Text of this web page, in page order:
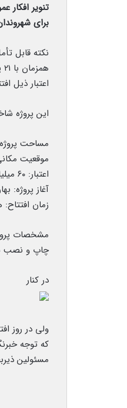
تنویر
برای
نکته قابل
اعتبار ذیل
این پروژه
مساحت پروژه: ۷
موقعیت
اعتبار: ۶۰ میلیارد ریال
آغاز پروژه: بهار
زمان
مشخصات
چاپ و نصب
در کنار
ولی در روز
که توجه
مسئولین